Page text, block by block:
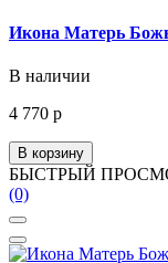
Икона Матерь
В наличии
4 770 р
В корзину
БЫСТРЫЙ
(0)